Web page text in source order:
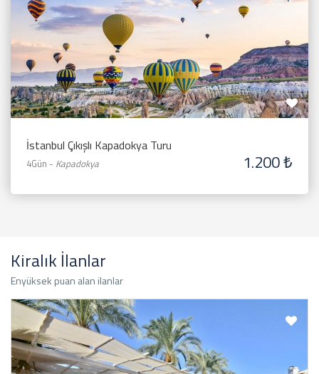
İstanbul Çıkışlı Kapadokya Turu
4Gün - Kapadokya 1.200 ₺
Kiralık İlanlar
Enyüksek puan alan ilanlar